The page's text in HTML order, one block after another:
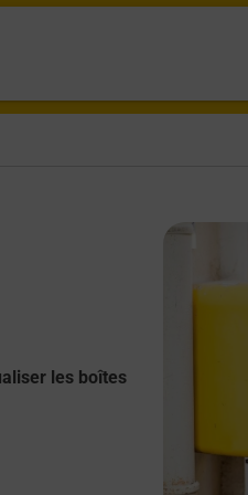
les boîtes